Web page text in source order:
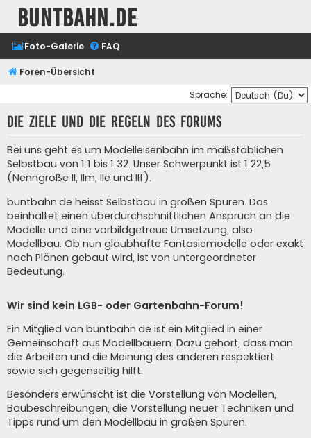
buntbahn.de
Foto-Galerie FAQ
Foren-Übersicht
Sprache:
Die Ziele und die Regeln des Forums
Bei uns geht es um Modelleisenbahn im maßstäblichen
Selbstbau von 1:1 bis 1:32. Unser Schwerpunkt ist 1:22,5
(Nenngröße II, IIm, IIe und IIf).
buntbahn.de heisst Selbstbau in großen Spuren. Das
beinhaltet einen überdurchschnittlichen Anspruch an die
Modelle und eine vorbildgetreue Umsetzung, also
Modellbau. Ob nun glaubhafte Fantasiemodelle oder exakt
nach Plänen gebaut wird, ist von untergeordneter
Bedeutung.
Wir sind kein LGB- oder Gartenbahn-Forum!
Ein Mitglied von buntbahn.de ist ein Mitglied in einer
Gemeinschaft aus Modellbauern. Dazu gehört, dass man
die Arbeiten und die Meinung des anderen respektiert
sowie sich gegenseitig hilft.
Besonders erwünscht ist die Vorstellung von Modellen,
Baubeschreibungen, die Vorstellung neuer Techniken und
Tipps rund um den Modellbau in großen Spuren.